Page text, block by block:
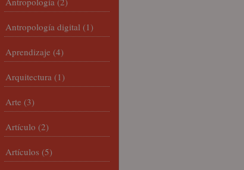
Antropología digital (1)
Aprendizaje (4)
Arquitectura (1)
Arte (3)
Artículo (2)
Artículos (5)